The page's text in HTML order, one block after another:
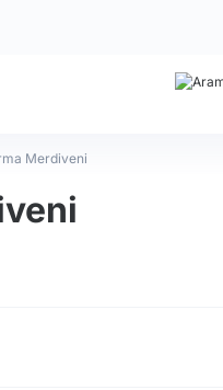
Merdiveni